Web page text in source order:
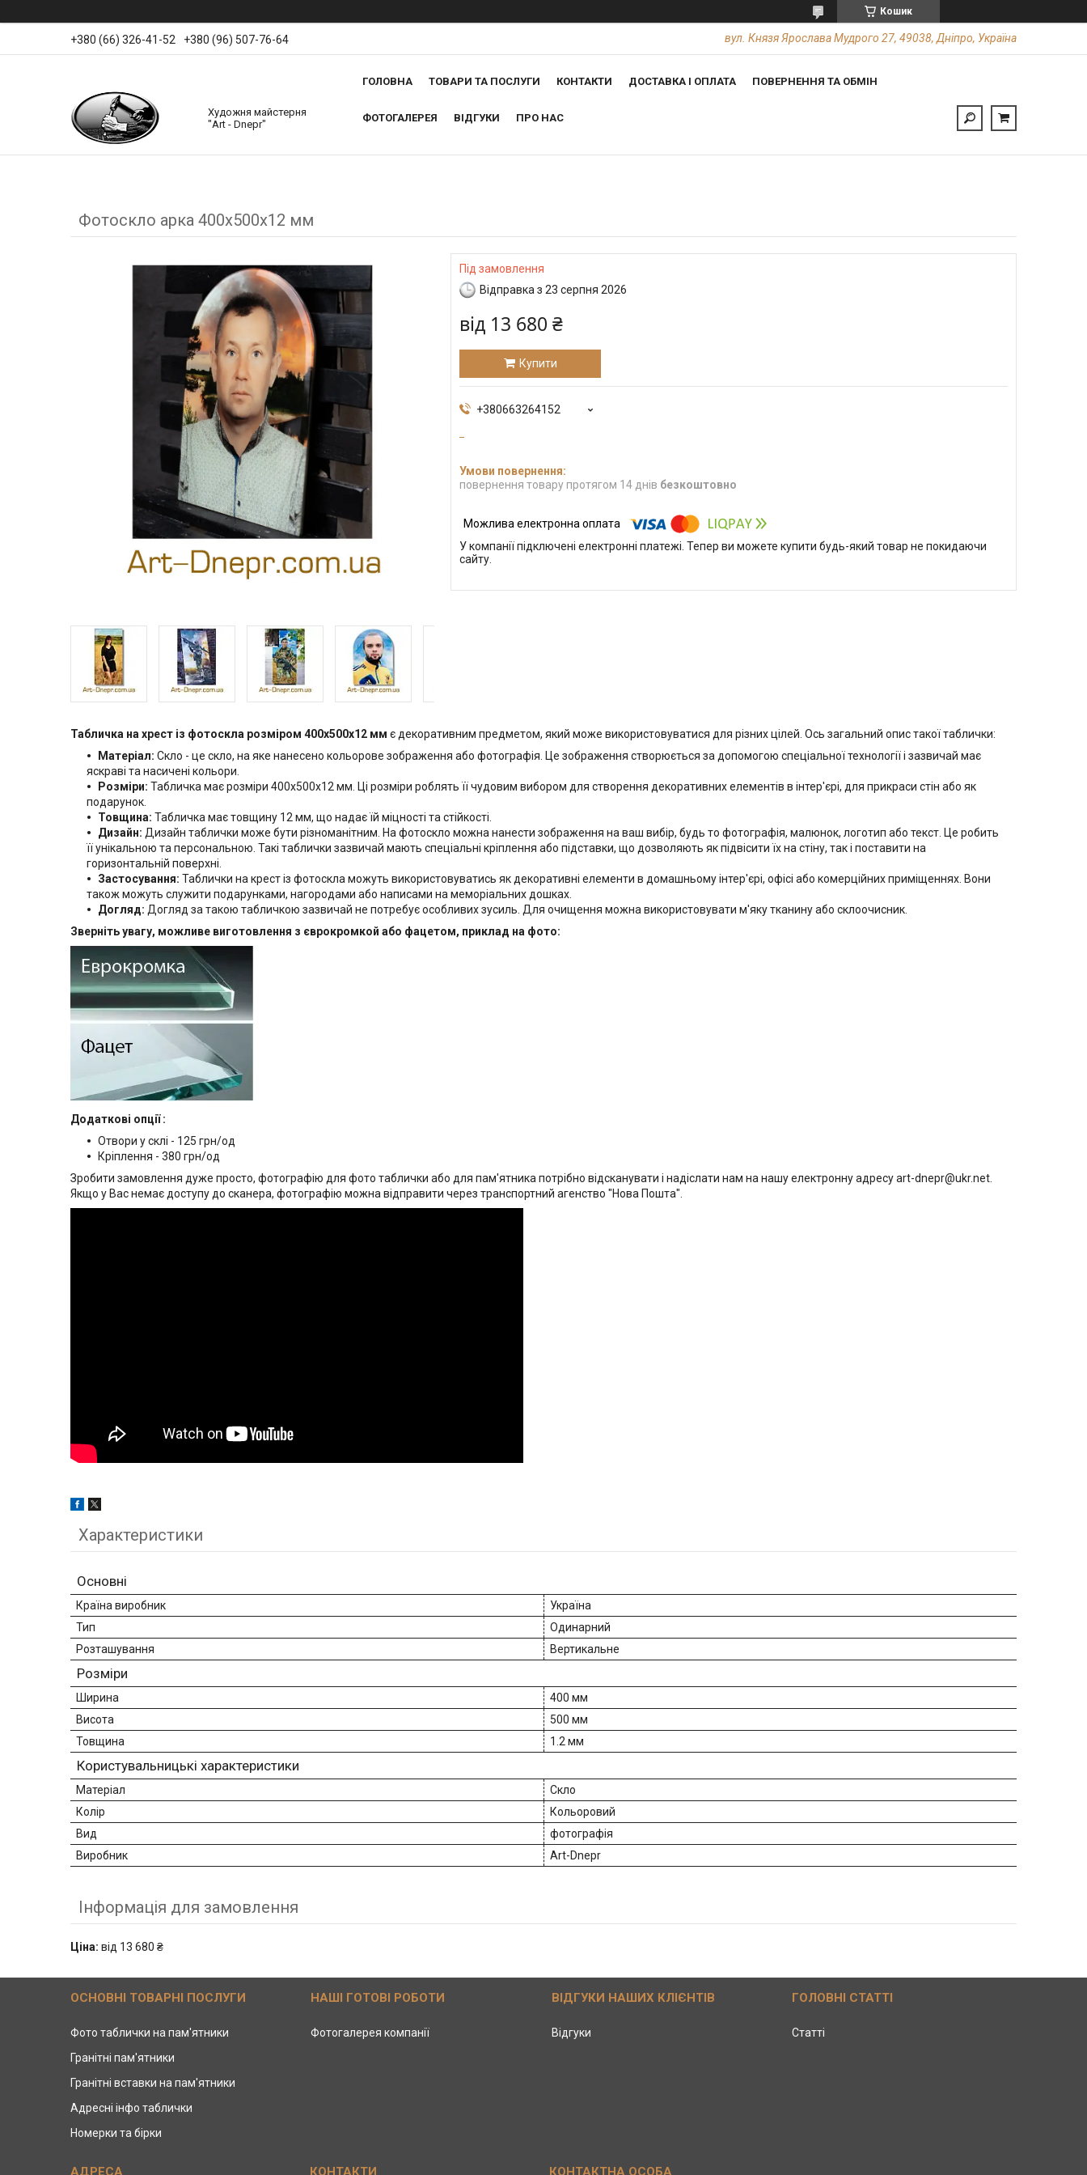
Кошик
+380 (66) 326-41-52 +380 (96) 507-76-64 вул. Князя Ярослава Мудрого 27, 49038, Дніпро, Україна
Художня майстерня
"Art - Dnepr"
ГОЛОВНА ТОВАРИ ТА ПОСЛУГИ КОНТАКТИ ДОСТАВКА І ОПЛАТА ПОВЕРНЕННЯ ТА ОБМІН
ФОТОГАЛЕРЕЯ ВІДГУКИ ПРО НАС
Фотоскло арка 400х500х12 мм
Під замовлення
Відправка з 23 серпня 2026
від 13 680 ₴
Купити
+380663264152
повернення товару протягом 14 днів безкоштовно
У компанії підключені електронні платежі. Тепер ви можете купити будь-який товар не покидаючи
сайту.
Табличка на хрест із фотоскла розміром 400х500х12 мм є декоративним предметом, який може використовуватися для різних цілей. Ось загальний опис такої таблички:
Матеріал: Скло - це скло, на яке нанесено кольорове зображення або фотографія. Це зображення створюється за допомогою спеціальної технології і зазвичай має
яскраві та насичені кольори.
Розміри: Табличка має розміри 400х500х12 мм. Ці розміри роблять її чудовим вибором для створення декоративних елементів в інтер'єрі, для прикраси стін або як
подарунок.
Товщина: Табличка має товщину 12 мм, що надає їй міцності та стійкості.
Дизайн: Дизайн таблички може бути різноманітним. На фотоскло можна нанести зображення на ваш вибір, будь то фотографія, малюнок, логотип або текст. Це робить
її унікальною та персональною. Такі таблички зазвичай мають спеціальні кріплення або підставки, що дозволяють як підвісити їх на стіну, так і поставити на
горизонтальній поверхні.
Застосування: Таблички на крест із фотоскла можуть використовуватись як декоративні елементи в домашньому інтер'єрі, офісі або комерційних приміщеннях. Вони
також можуть служити подарунками, нагородами або написами на меморіальних дошках.
Догляд: Догляд за такою табличкою зазвичай не потребує особливих зусиль. Для очищення можна використовувати м'яку тканину або склоочисник.
Зверніть увагу, можливе виготовлення з єврокромкой або фацетом, приклад на фото:
Додаткові опції :
Отвори у склі - 125 грн/од
Кріплення - 380 грн/од
Зробити замовлення дуже просто, фотографію для фото таблички або для пам'ятника потрібно відсканувати і надіслати нам на нашу електронну адресу art-dnepr@ukr.net.
Якщо у Вас немає доступу до сканера, фотографію можна відправити через транспортний агенство "Нова Пошта".
Характеристики
Основні
Країна виробник
Україна
Тип
Одинарний
Розташування
Вертикальне
Розміри
Ширина
400 мм
Висота
500 мм
Товщина
1.2 мм
Користувальницькі характеристики
Матеріал
Скло
Колір
Кольоровий
Вид
фотографія
Виробник
Art-Dnepr
Інформація для замовлення
Ціна: від 13 680 ₴
ОСНОВНІ ТОВАРНІ ПОСЛУГИ
Фото таблички на пам'ятники
Гранітні пам'ятники
Гранітні вставки на пам'ятники
Адресні інфо таблички
Номерки та бірки
НАШІ ГОТОВІ РОБОТИ
Фотогалерея компанії
ВІДГУКИ НАШИХ КЛІЄНТІВ
Відгуки
ГОЛОВНІ СТАТТІ
Статті